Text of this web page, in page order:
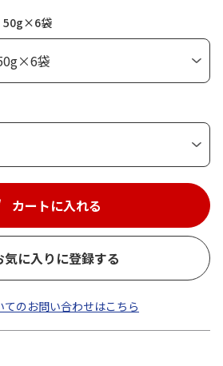
50g×6袋
カートに入れる
気に入りに登録する
てのお問い合わせはこちら